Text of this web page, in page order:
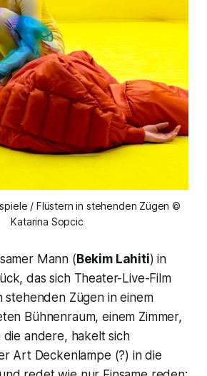
/ Flüstern in stehenden Zügen ©
Katarina Sopcic
Mann (Bekim Lahiti) in
das sich Theater-Live-Film
stehenden Zügen in einem
Bühnenraum, einem Zimmer,
die andere, hakelt sich
Art Deckenlampe (?) in die